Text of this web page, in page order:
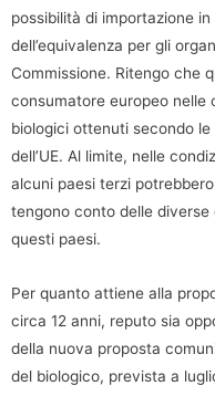
possibilità di importazione
dell’equivalenza per gli
Commissione. Ritengo che
consumatore europeo nelle
biologici ottenuti secondo
dell’UE. Al limite, nelle
alcuni paesi terzi
tengono conto delle
questi paesi.
Per quanto attiene alla
circa 12 anni, reputo sia
della nuova proposta
del biologico, prevista a